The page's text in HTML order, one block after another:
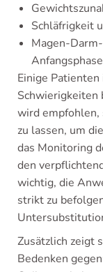
Schläfrigkeit
Magen-
Anfangsphase
Einige
Schwierigkeiten
wird empfohlen,
zu lassen, um
das Monitoring
den
wichtig, die
strikt zu
Zusätzlich zeigt
Bedenken